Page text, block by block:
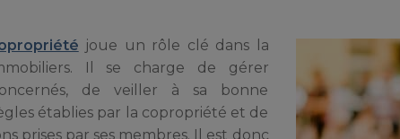
joue un rôle clé dans la
Il se charge de gérer
de veiller à sa bonne
établies par la copropriété et de
prises par ses membres. Il est donc